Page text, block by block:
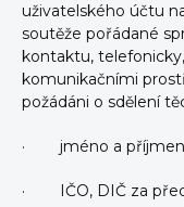
uživatelského účtu
soutěže pořádané
kontaktu,
komunikačními
požádáni o sdělení
· jméno a
· IČO, DIČ za